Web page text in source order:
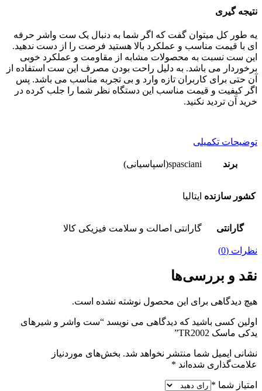
نتیجه گیری
یه طور کل میتوان گفت که اگر شما به دنبال یک ست واشر حرفه
ای با قیمت مناسب و عملکرد بالا هستید فرصت را از دست ندهید.
این ست نسبت به محصولات مشابه از مقاومت و عملکرد خوبی
برخوردار می باشد. به دلیل راحت بودن مصرف این ست استفاده از
آن حتی برای کاربران تازه وارد و بی تجربه مناسب می باشد. پس
اگر کیفیت و قیمت مناسب این دستگاه نظر شما را جلب کرده در
خرید آن تردید نکنید.
توضیحات تکمیلی
برند spasciani(اسپاسیانی)
کشور سازنده ایتالیا
گارانتی گارانتی اصالت و سلامت فیزیکی کالا
نظرات (0)
نقد و بررسی‌ها
هیچ دیدگاهی برای این محصول نوشته نشده است.
اولین کسی باشید که دیدگاهی می نویسد “ست واشر و شیرهای
یدکی ماسک TR2002”
نشانی ایمیل شما منتشر نخواهد شد. بخش‌های موردنیاز
علامت‌گذاری شده‌اند *
امتیاز شما *